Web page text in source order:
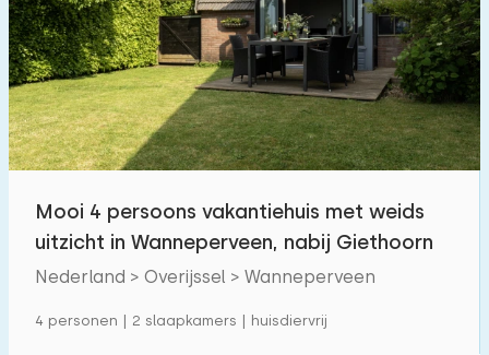
Zwembad 1
Omheinde tuin 15
Huisdiervrij 56
Fietsenschuurtje 32
Budget
Mooi 4 persoons vakantiehuis met weids
uitzicht in Wanneperveen, nabij Giethoorn
Nederland > Overijssel > Wanneperveen
4 personen | 2 slaapkamers | huisdiervrij